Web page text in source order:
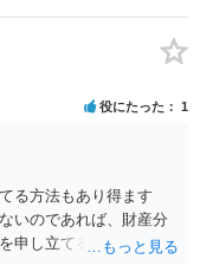
役にたった 1
る方法もあり得ます
いのであれば、財産分
申し立てる（法的には